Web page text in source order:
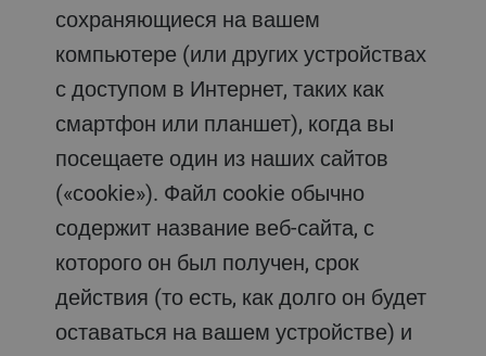
сохраняющиеся на вашем
компьютере (или других устройствах
с доступом в Интернет, таких как
смартфон или планшет), когда вы
посещаете один из наших сайтов
(«сookie»). Файл cookie обычно
содержит название веб-сайта, с
которого он был получен, срок
действия (то есть, как долго он будет
оставаться на вашем устройстве) и